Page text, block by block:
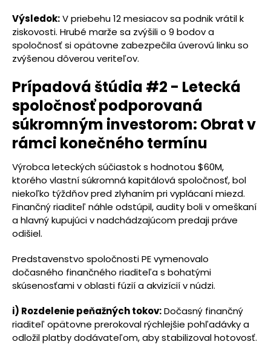
Výsledok:V priebehu 12 mesiacov sa podnik vrátil k
ziskovosti. Hrubé marže sa zvýšili o 9 bodov a
spoločnosť si opätovne zabezpečila úverovú linku so
zvýšenou dôverou veriteľov.
Prípadová štúdia #2 - Letecká
spoločnosť podporovaná
súkromným investorom: Obrat v
rámci konečného termínu
Výrobca leteckých súčiastok s hodnotou $60M,
ktorého vlastní súkromná kapitálová spoločnosť, bol
niekoľko týždňov pred zlyhaním pri vyplácaní miezd.
Finančný riaditeľ náhle odstúpil, audity boli v omeškaní
a hlavný kupujúci v nadchádzajúcom predaji práve
odišiel.
Predstavenstvo spoločnosti PE vymenovalo
dočasného finančného riaditeľa s bohatými
skúsenosťami v oblasti fúzií a akvizícií v núdzi.
i) Rozdelenie peňažných tokov:Dočasný finančný
riaditeľ opätovne prerokoval rýchlejšie pohľadávky a
odložil platby dodávateľom, aby stabilizoval hotovosť.